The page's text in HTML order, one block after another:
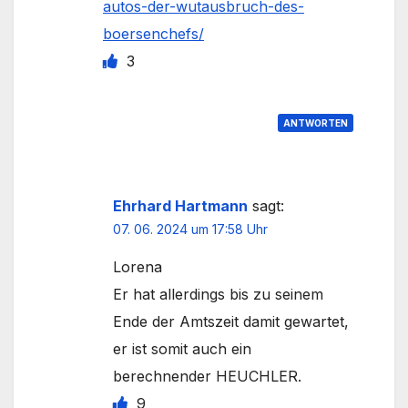
autos-der-wutausbruch-des-
boersenchefs/
3
ANTWORTEN
Ehrhard Hartmann sagt:
07. 06. 2024 um 17:58 Uhr
Lorena
Er hat allerdings bis zu seinem
Ende der Amtszeit damit gewartet,
er ist somit auch ein
berechnender HEUCHLER.
9